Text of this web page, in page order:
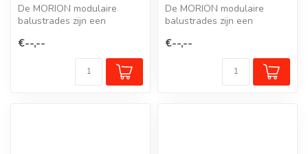
De MORION modulaire
balustrades zijn een
een modulai...
€--,--
De MORION modulaire
balustrades zijn een
een modulai...
€--,--